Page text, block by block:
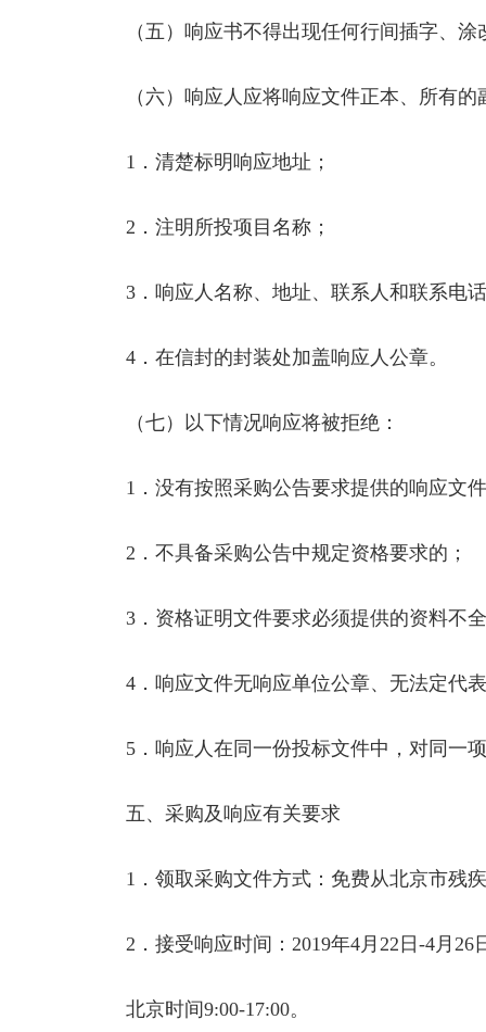
（五）响应书不得出现任何行间插字、涂
（六）响应人应将响应文件正本、所有的
1．清楚标明响应地址；
2．注明所投项目名称；
3．响应人名称、地址、联系人和联系电
4．在信封的封装处加盖响应人公章。
（七）以下情况响应将被拒绝：
1．没有按照采购公告要求提供的响应文
2．不具备采购公告中规定资格要求的；
3．资格证明文件要求必须提供的资料不
4．响应文件无响应单位公章、无法定代表
5．响应人在同一份投标文件中，对同一项
五、采购及响应有关要求
1．领取采购文件方式：免费从北京市残疾
2．接受响应时间：2019年4月22日-4月26
北京时间9:00-17:00。